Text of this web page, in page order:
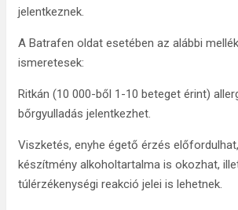
jelentkeznek.
A Batrafen oldat esetében az alábbi
ismeretesek:
Ritkán (10 000-ből 1-10 beteget érint)
bőrgyulladás jelentkezhet.
Viszketés, enyhe égető érzés
készítmény alkoholtartalma is okozhat,
túlérzékenységi reakció jelei is lehetnek.